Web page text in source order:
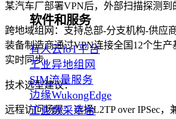
软件和服务
有人云loT平台
工业异地组网
SIM流量服务
边缘WukongEdge
工业数采平台
某汽车厂部署VPN后，外部扫描探测到
跨地域组网：支持总部-分支机构-供应
装备制造商通过VPN连接全国12个生
实时同步。
技术选型建议：
远程访问场景：选择L2TP over IPSec，